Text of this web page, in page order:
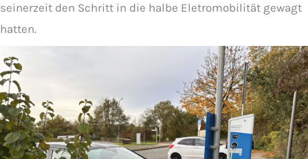
seinerzeit den Schritt in die halbe Eletromobilität gewagt
hatten.